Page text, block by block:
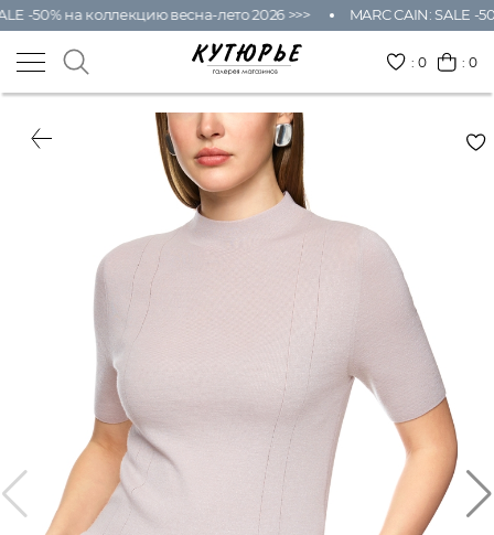
-50% на коллекцию весна-лето 2026 >>> MARC CAIN: SALE -
:0 : 0